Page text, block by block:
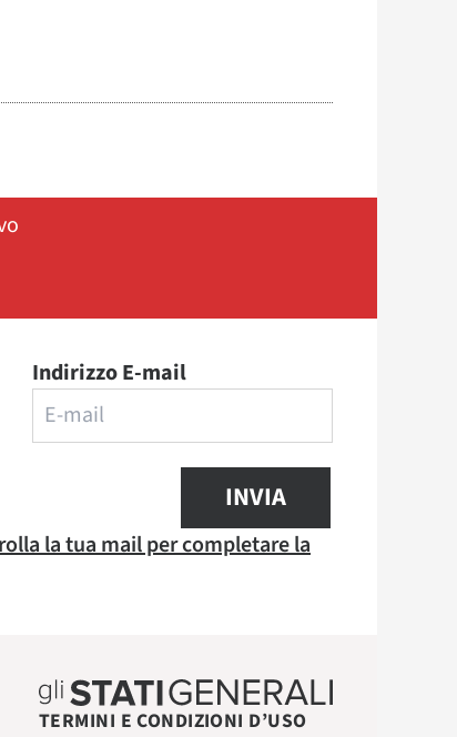
Indirizzo E-mail
INVIA
la tua mail per completare la
TERMINI E CONDIZIONI D’USO